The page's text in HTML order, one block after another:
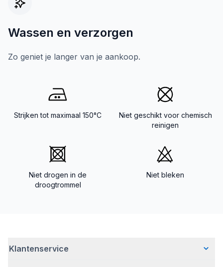
Wassen en verzorgen
Zo geniet je langer van je aankoop.
Strijken tot maximaal 150°C
Niet geschikt voor chemisch
reinigen
Niet drogen in de
droogtrommel
Niet bleken
Klantenservice